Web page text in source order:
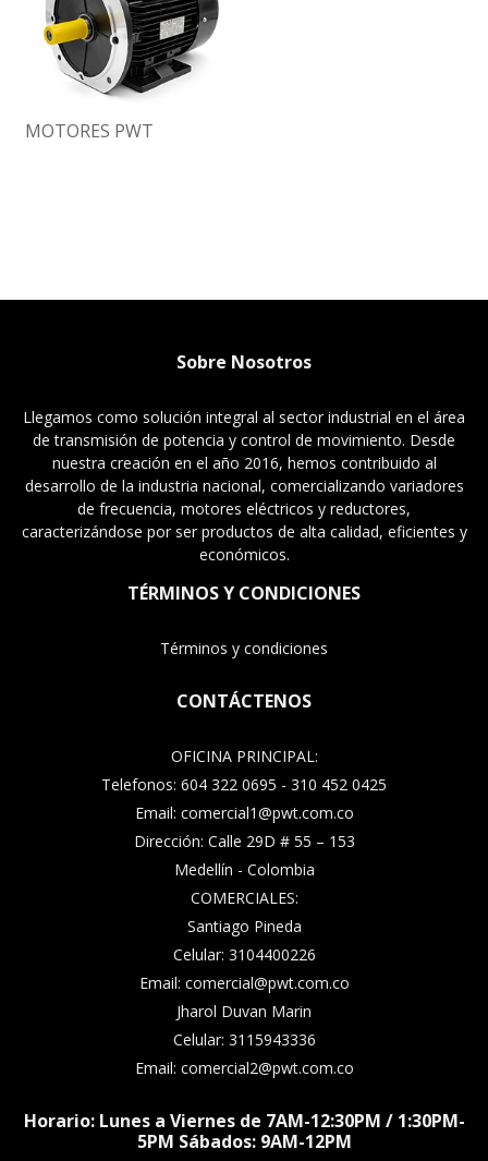
MOTORES PWT
Sobre Nosotros
Llegamos como solución integral al sector industrial en el área
de transmisión de potencia y control de movimiento. Desde
nuestra creación en el año 2016, hemos contribuido al
desarrollo de la industria nacional, comercializando variadores
de frecuencia, motores eléctricos y reductores,
caracterizándose por ser productos de alta calidad, eficientes y
económicos.
TÉRMINOS Y CONDICIONES
Términos y condiciones
CONTÁCTENOS
OFICINA PRINCIPAL:
Telefonos: 604 322 0695 - 310 452 0425
Email: comercial1@pwt.com.co
Dirección: Calle 29D # 55 – 153
Medellín - Colombia
COMERCIALES:
Santiago Pineda
Celular: 3104400226
Email: comercial@pwt.com.co
Jharol Duvan Marin
Celular: 3115943336
Email: comercial2@pwt.com.co
Horario: Lunes a Viernes de 7AM-12:30PM / 1:30PM-
5PM Sábados: 9AM-12PM